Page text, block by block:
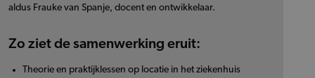
aldus Frauke van Spanje, docent en ontwikkelaar.
Zo ziet de samenwerking eruit:
Theorie en praktijklessen op locatie in het ziekenhuis